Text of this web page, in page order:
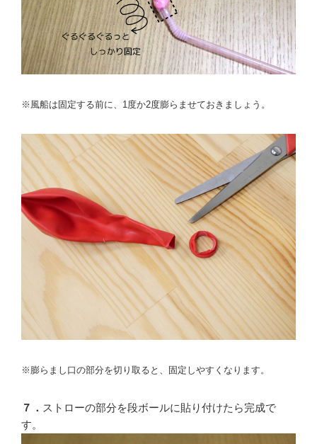
※風船は固定する前に、1度か2度膨らませておきましょう。
※膨らまし口の部分を切り取ると、固定しやすくなります。
７． ストローの部分を段ボールに貼り付けたら完成で
す。